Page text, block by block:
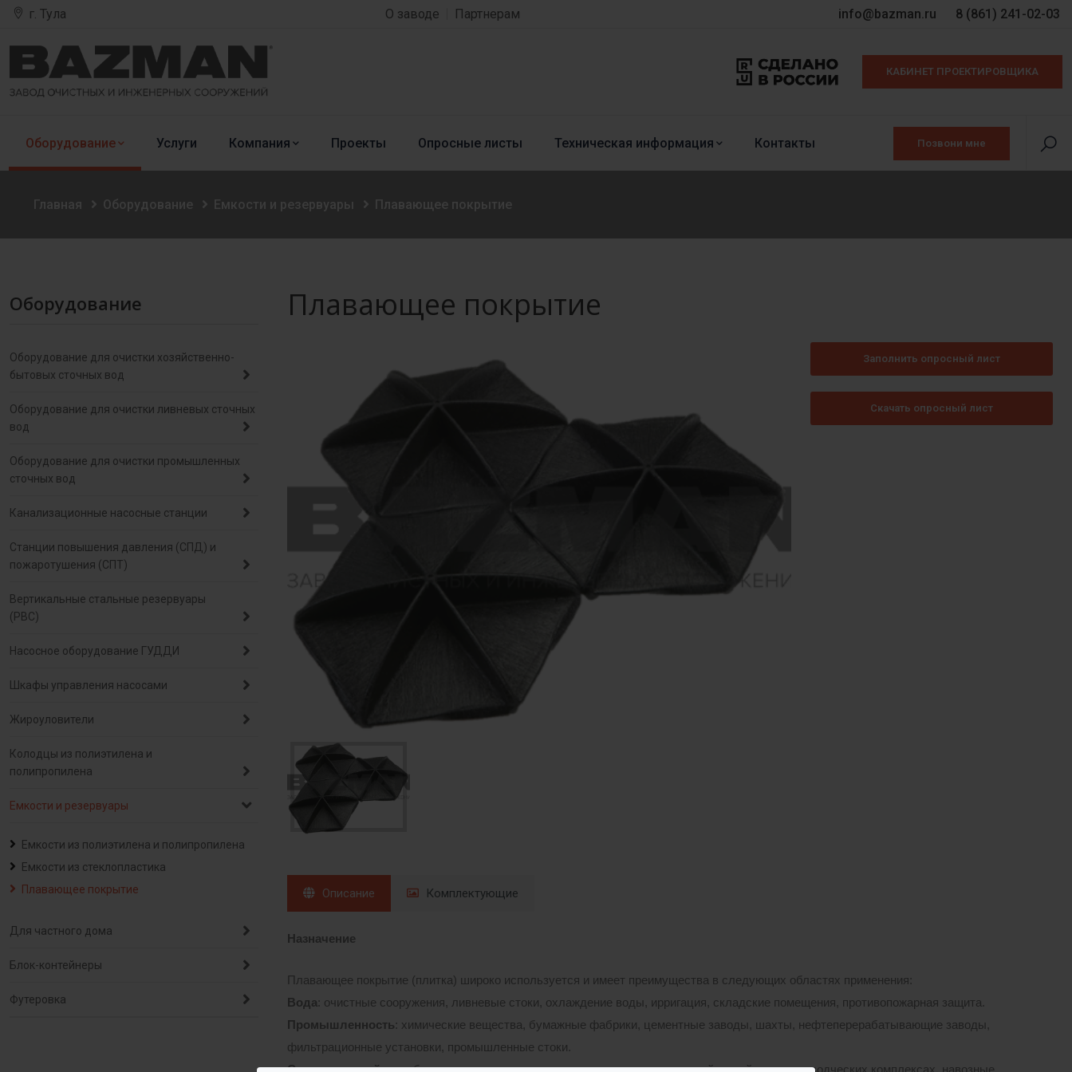
г. Тула О заводе Партнерам info@bazman.ru 8 (861) 241-02-03
КАБИНЕТ ПРОЕКТИРОВЩИКА
Оборудование Услуги Компания Проекты Опросные листы Техническая информация Контакты Позвони мне
Главная Оборудование Емкости и резервуары Плавающее покрытие
Оборудование
Оборудование для очистки хозяйственно-
бытовых сточных вод
Оборудование для очистки ливневых сточных
вод
Оборудование для очистки промышленных
сточных вод
Канализационные насосные станции
Станции повышения давления (СПД) и
пожаротушения (СПТ)
Вертикальные стальные резервуары
(РВС)
Насосное оборудование ГУДДИ
Шкафы управления насосами
Жироуловители
Колодцы из полиэтилена и
полипропилена
Емкости и резервуары
Емкости из полиэтилена и полипропилена
Емкости из стеклопластика
Плавающее покрытие
Для частного дома
Блок-контейнеры
Футеровка
Плавающее покрытие
Заполнить опросный лист
Скачать опросный лист
Описание Комплектующие
Назначение
Плавающее покрытие (плитка) широко используется и имеет преимущества в следующих областях применения:
Вода : очистные сооружения, ливневые стоки, охлаждение воды, ирригация, складские помещения, противопожарная защита.
Промышленность : химические вещества, бумажные фабрики, цементные заводы, шахты, нефтеперерабатывающие заводы,
фильтрационные установки, промышленные стоки.
Сельское хозяйство: биогазовые установки, питомники, емкости с навозной жижей в животноводческих комплексах, навозные